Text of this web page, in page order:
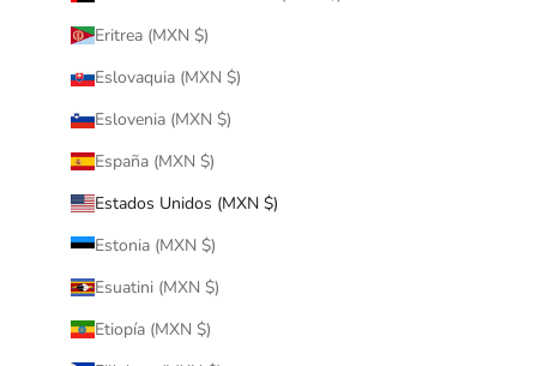
Eritrea (MXN $)
Eslovaquia (MXN $)
Eslovenia (MXN $)
España (MXN $)
Estados Unidos (MXN $)
Estonia (MXN $)
Esuatini (MXN $)
Etiopía (MXN $)